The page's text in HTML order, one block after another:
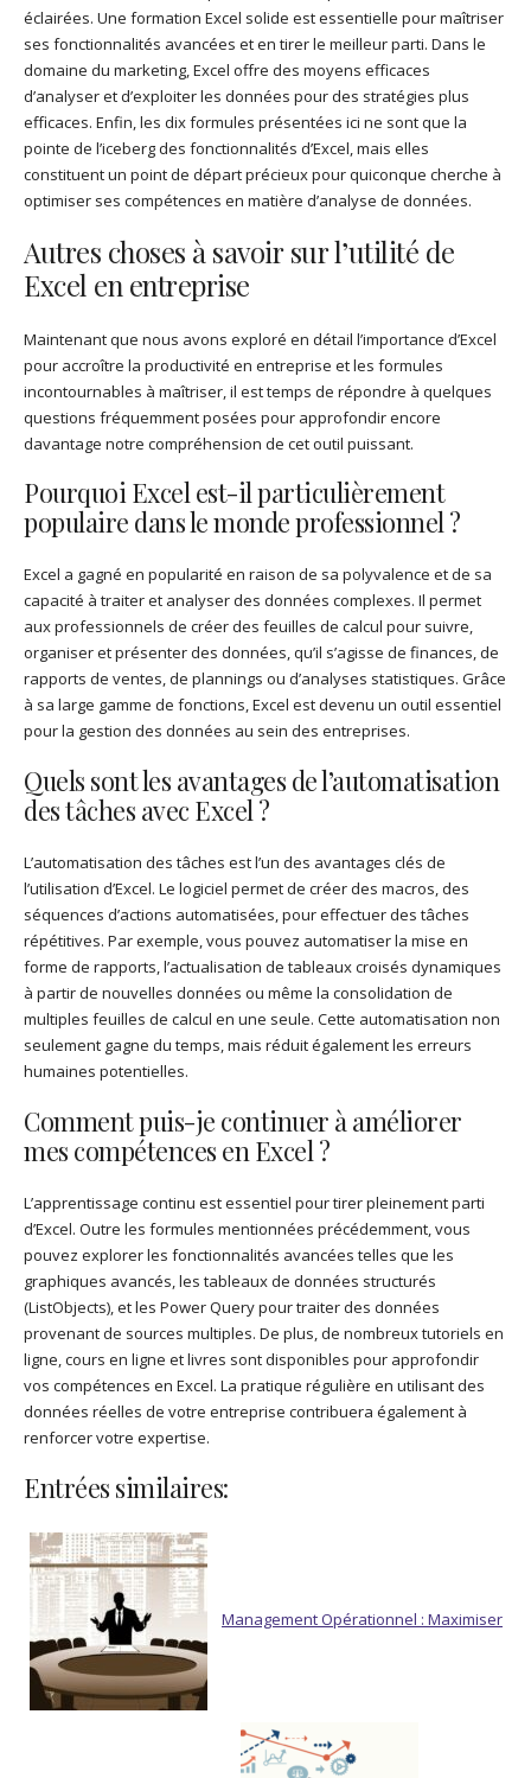
éclairées. Une formation Excel solide est essentielle pour maîtriser
ses fonctionnalités avancées et en tirer le meilleur parti. Dans le
domaine du marketing, Excel offre des moyens efficaces
d’analyser et d’exploiter les données pour des stratégies plus
efficaces. Enfin, les dix formules présentées ici ne sont que la
pointe de l’iceberg des fonctionnalités d’Excel, mais elles
constituent un point de départ précieux pour quiconque cherche à
optimiser ses compétences en matière d’analyse de données.
Autres choses à savoir sur l’utilité de
Excel en entreprise
Maintenant que nous avons exploré en détail l’importance d’Excel
pour accroître la productivité en entreprise et les formules
incontournables à maîtriser, il est temps de répondre à quelques
questions fréquemment posées pour approfondir encore
davantage notre compréhension de cet outil puissant.
Pourquoi Excel est-il particulièrement
populaire dans le monde professionnel ?
Excel a gagné en popularité en raison de sa polyvalence et de sa
capacité à traiter et analyser des données complexes. Il permet
aux professionnels de créer des feuilles de calcul pour suivre,
organiser et présenter des données, qu’il s’agisse de finances, de
rapports de ventes, de plannings ou d’analyses statistiques. Grâce
à sa large gamme de fonctions, Excel est devenu un outil essentiel
pour la gestion des données au sein des entreprises.
Quels sont les avantages de l’automatisation
des tâches avec Excel ?
L’automatisation des tâches est l’un des avantages clés de
l’utilisation d’Excel. Le logiciel permet de créer des macros, des
séquences d’actions automatisées, pour effectuer des tâches
répétitives. Par exemple, vous pouvez automatiser la mise en
forme de rapports, l’actualisation de tableaux croisés dynamiques
à partir de nouvelles données ou même la consolidation de
multiples feuilles de calcul en une seule. Cette automatisation non
seulement gagne du temps, mais réduit également les erreurs
humaines potentielles.
Comment puis-je continuer à améliorer
mes compétences en Excel ?
L’apprentissage continu est essentiel pour tirer pleinement parti
d’Excel. Outre les formules mentionnées précédemment, vous
pouvez explorer les fonctionnalités avancées telles que les
graphiques avancés, les tableaux de données structurés
(ListObjects), et les Power Query pour traiter des données
provenant de sources multiples. De plus, de nombreux tutoriels en
ligne, cours en ligne et livres sont disponibles pour approfondir
vos compétences en Excel. La pratique régulière en utilisant des
données réelles de votre entreprise contribuera également à
renforcer votre expertise.
Entrées similaires:
Management Opérationnel : Maximiser